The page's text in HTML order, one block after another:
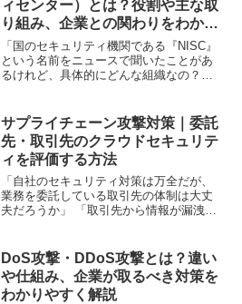
ィセンター）とは？役割や主な取
り組み、企業との関わりをわかり
やすく解説
「国のセキュリティ機関である『NISC』
という名前をニュースで聞いたことがあ
るけれど、具体的にどんな組織なの？」
だろうか？」日本のサイバーセキュリテ
ィ対策において、中心...
サプライチェーン攻撃対策｜委託
先・取引先のクラウドセキュリテ
ィを評価する方法
「自社のセキュリティ対策は万全だが、
業務を委託している取引先の体制は大丈
夫だろうか」 「取引先から情報が漏洩し
ィが強固なターゲット（大企業や公的機
関）を直接狙うのではな...
DoS攻撃・DDoS攻撃とは？違い
や仕組み、企業が取るべき対策を
わかりやすく解説